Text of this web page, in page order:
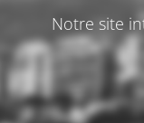
Notre site